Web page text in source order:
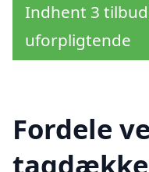
Indhent 3
uforpligtende
Fordele